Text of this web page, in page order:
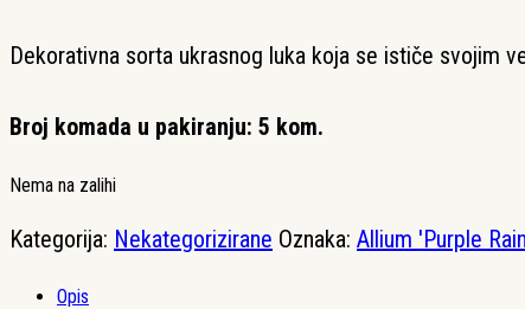
Dekorativna sorta ukrasnog luka koja se ističe svojim
Broj komada u pakiranju: 5 kom.
Nema na zalihi
Kategorija: Nekategorizirane Oznaka: Allium 'Purple
Opis